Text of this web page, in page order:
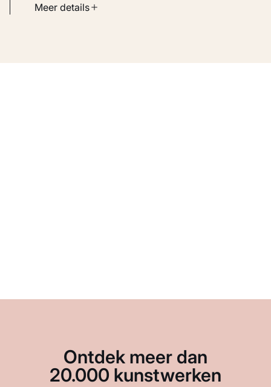
Soort werk
Meer details
Ontdek meer dan
20.000 kunstwerken